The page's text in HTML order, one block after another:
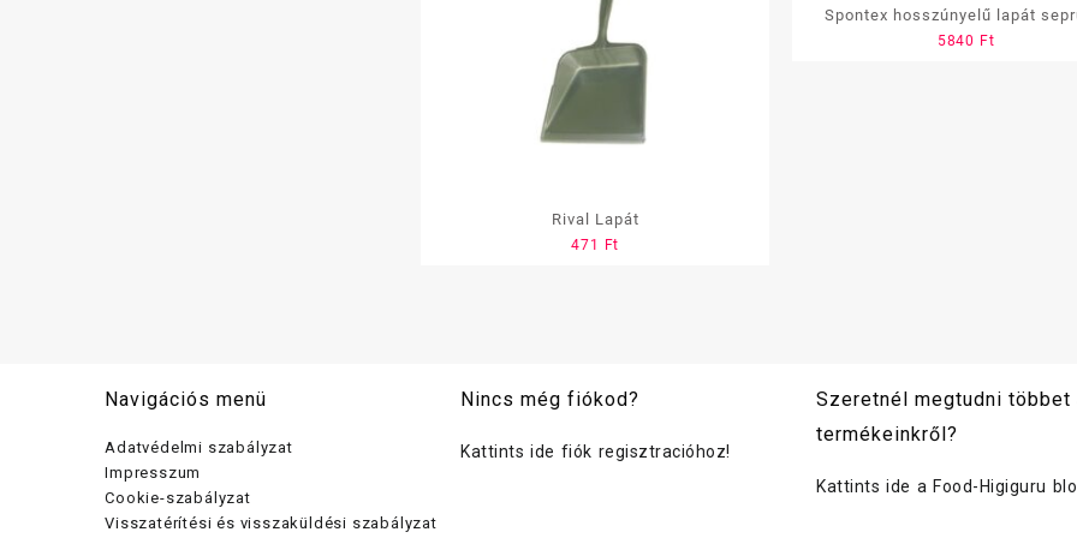
Rival Lapát
471 Ft
Spontex hosszúnyelű lapát
5840 Ft
Navigációs menü
Adatvédelmi szabályzat
Impresszum
Cookie-szabályzat
Visszatérítési és visszaküldési szabályzat
Nincs még fiókod?
Kattints ide fiók regisztracióhoz!
Szeretnél megtudni többet
termékeinkről?
Kattints ide a Food-Higiguru